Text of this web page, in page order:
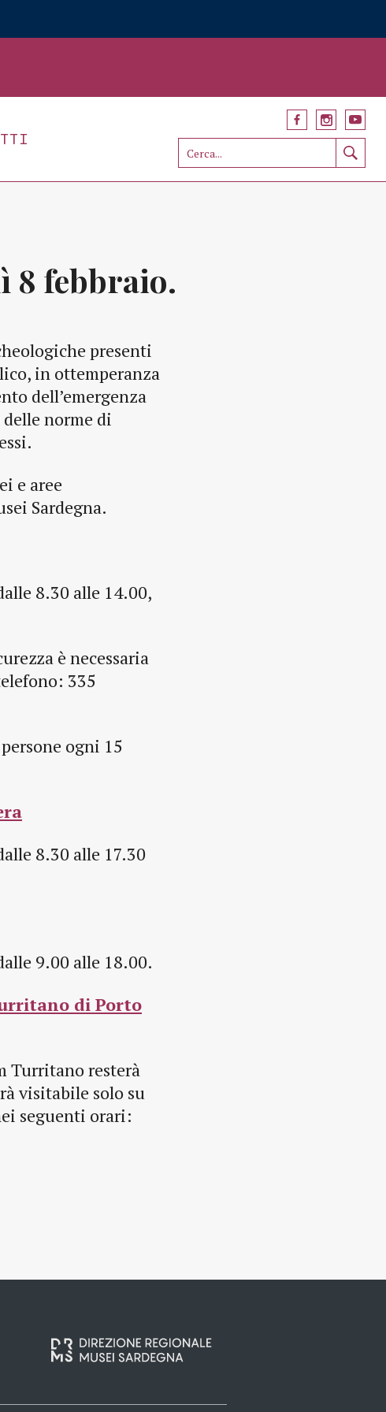
8 febbraio.
presenti
in ottemperanza
dell’emergenza
norme di
e aree
Sardegna.
8.30 alle 14.00,
è necessaria
335
ogni 15
8.30 alle 17.30
9.00 alle 18.00.
di Porto
Turritano resterà
visitabile solo su
seguenti orari: